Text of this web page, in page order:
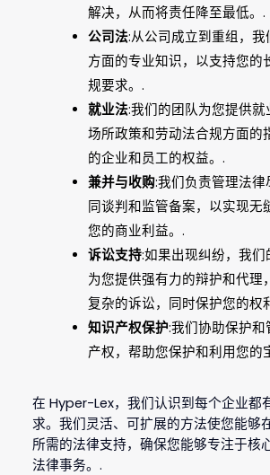
解决，从而将责任降至最低。.
公司法:从公司成立到重组，
方面的专业知识，以支持您的
规要求。.
就业法:我们的团队为您提供
场所政策和劳动法合规方面的
的企业和员工的权益。.
兼并与收购:我们负责管理法
同谈判和监管备案，以实现无
您的商业利益。.
诉讼支持:如果出现纠纷，我
为您提供强有力的辩护和代理
复杂的诉讼，同时保护您的权
知识产权保护:我们协助保护
产权，帮助您保护和利用您的
在 Hyper-Lex，我们认识到每个企业都
求。我们灵活、可扩展的方法使您能够
所需的法律支持，确保您能够专注于核
法律事务。.